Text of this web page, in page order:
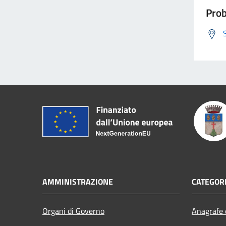
AMMINISTRAZIONE
Organi di Governo